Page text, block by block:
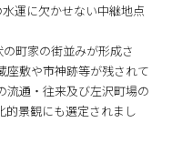
運に欠かせない中継地点
町家の街並みが形成さ
座敷や市神跡等が残されて
流通・往来及び左沢町場の
的景観にも選定されまし